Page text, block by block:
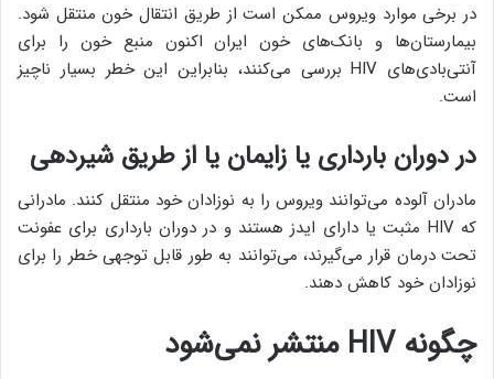
در برخی موارد ویروس ممکن است از طریق انتقال خون منتقل شود.
بیمارستان‌ها و بانک‌های خون ایران اکنون منبع خون را برای
آنتی‌بادی‌های HIV بررسی می‌کنند، بنابراین این خطر بسیار ناچیز
است.
در دوران بارداری یا زایمان یا از طریق شیردهی
مادران آلوده می‌توانند ویروس را به نوزادان خود منتقل کنند. مادرانی
که HIV مثبت یا دارای ایدز هستند و در دوران بارداری برای عفونت
تحت درمان قرار می‌گیرند، می‌توانند به طور قابل توجهی خطر را برای
نوزادان خود کاهش دهند.
چگونهHIV منتشر نمی‌شود